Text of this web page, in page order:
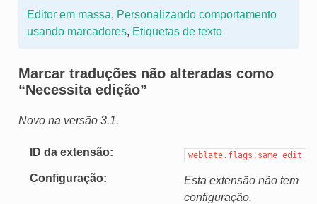
Editor em massa, Personalizando comportamento
usando marcadores, Etiquetas de texto
Marcar traduções não alteradas como
“Necessita edição”
Novo na versão 3.1.
ID da extensão weblate.flags.same_edit
Configuração
Esta extensão não tem
configuração.